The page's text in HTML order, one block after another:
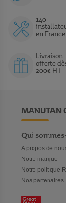
140
en France
Livraison
offerte
200€ HT
MANUTAN
Qui
A propos de
Notre marque
Notre politique
Nos partenaires